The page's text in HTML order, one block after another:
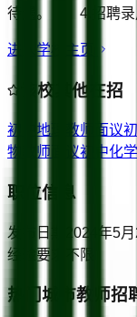
待遇。 4.招聘录用
进入学校主页
该校其他在招
初中地理教师 面议
物教师 面议初中化
职位信息
发布日期
2024年5
经验要求
不限
热门城市教师招